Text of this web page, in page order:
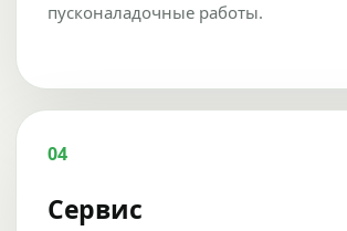
пусконаладочные работы.
04
Сервис